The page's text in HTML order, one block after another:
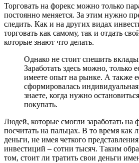
Торговать на форекс можно только
постоянно меняется. За этим нужно
следить. Как и на других видах
торговать как самому, так и отдать
которые знают что делать.
Однако не стоит спешить
Заработать здесь можно, только
имеете опыт на рынке. А также
сформировалась
знаете, когда нужно
покупать.
Людей, которые смогли заработать на
посчитать на пальцах. В то время как
деньги, не имея четкого
инвестиций – сотни тысяч. Таким
том, стоит ли тратить свои деньги